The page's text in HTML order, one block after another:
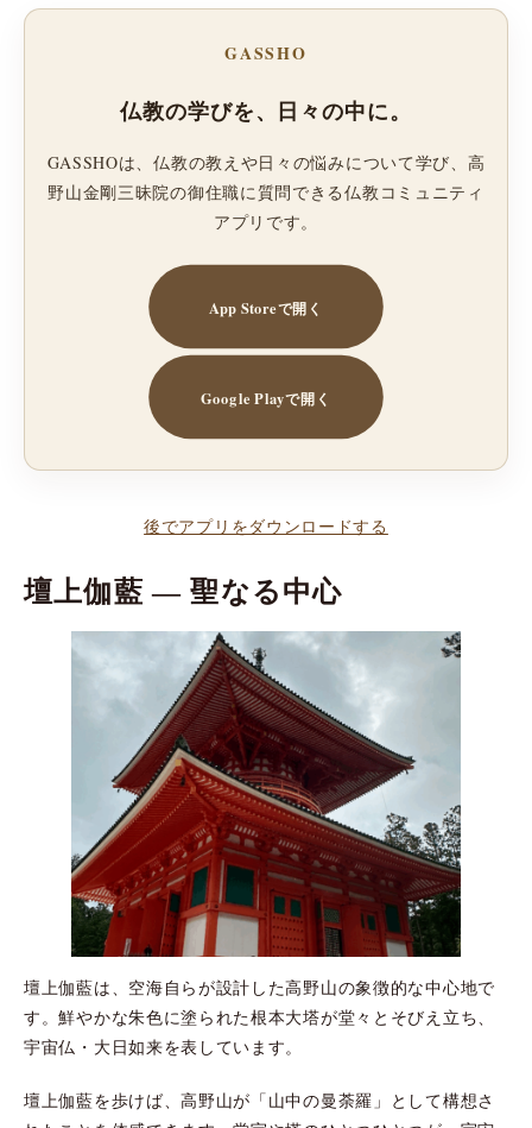
GASSHO
仏教の学びを、日々の中に。
GASSHOは、仏教の教えや日々の悩みについて学び、高
野山金剛三昧院の御住職に質問できる仏教コミュニティ
アプリです。
App Storeで開く
Google Playで開く
後でアプリをダウンロードする
壇上伽藍 ― 聖なる中心
壇上伽藍は、空海自らが設計した高野山の象徴的な中心地で
す。鮮やかな朱色に塗られた根本大塔が堂々とそびえ立ち、
宇宙仏・大日如来を表しています。
壇上伽藍を歩けば、高野山が「山中の曼荼羅」として構想さ